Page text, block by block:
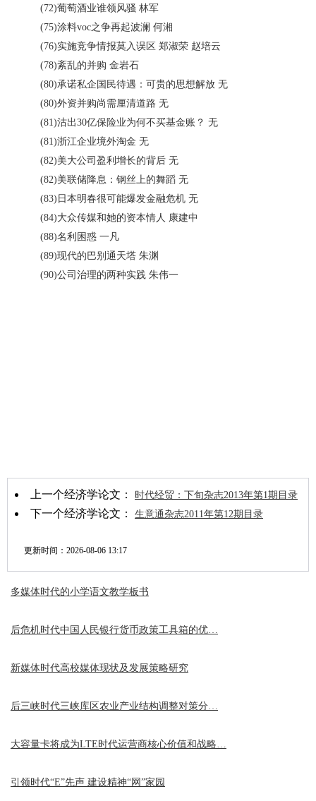
(72)葡萄酒业谁领风骚 林军
(75)涂料voc之争再起波澜 何湘
(76)实施竞争情报莫入误区 郑淑荣 赵培云
(78)紊乱的并购 金岩石
(80)承诺私企国民待遇：可贵的思想解放 无
(80)外资并购尚需厘清道路 无
(81)沽出30亿保险业为何不买基金账？ 无
(81)浙江企业境外淘金 无
(82)美大公司盈利增长的背后 无
(82)美联储降息：钢丝上的舞蹈 无
(83)日本明春很可能爆发金融危机 无
(84)大众传媒和她的资本情人 康建中
(88)名利困惑 一凡
(89)现代的巴别通天塔 朱渊
(90)公司治理的两种实践 朱伟一
上一个经济学论文： 时代经贸：下旬杂志2013年第1期目录
下一个经济学论文： 生意通杂志2011年第12期目录
更新时间： 2026-08-06 13:17
多媒体时代的小学语文教学板书
后危机时代中国人民银行货币政策工具箱的优…
新媒体时代高校媒体现状及发展策略研究
后三峡时代三峡库区农业产业结构调整对策分…
大容量卡将成为LTE时代运营商核心价值和战略…
引领时代“E”先声 建设精神“网”家园